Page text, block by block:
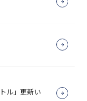
ル」更新い